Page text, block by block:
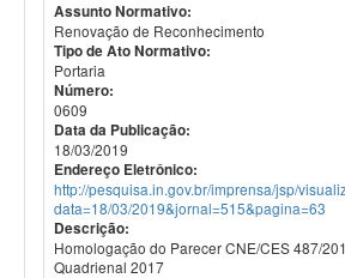
Assunto Normativo:
Renovação de Reconhecimento
Tipo de Ato Normativo:
Portaria
Número:
0609
Data da Publicação:
18/03/2019
Endereço Eletrônico:
http://pesquisa.in.gov.br/imprensa/jsp/
data=18/03/2019&jornal=515&pagina=63
Descrição:
Homologação do Parecer CNE/CES 487/
Quadrienal 2017